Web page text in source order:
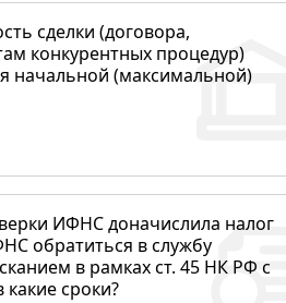
сделки (договора,
конкурентных процедур)
начальной (максимальной)
ИФНС доначислила налог
обратиться в службу
в рамках ст. 45 НК РФ с
сроки?